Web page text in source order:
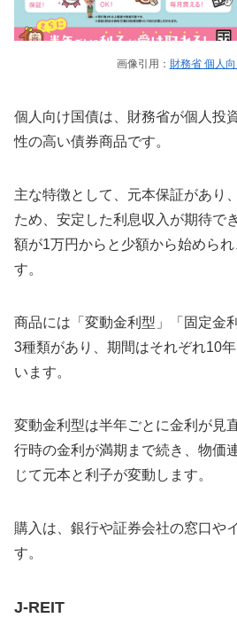
画像引用： 財務省 個人
個人向け国債は、財務省が個人投
性の高い債券商品です。
主な特徴として、元本保証があり
ため、安定した利息収入が期待で
額が1万円からと少額から始めら
す。
商品には「変動金利型」「固定金
3種類があり、期間はそれぞれ10
います。
変動金利型は半年ごとに金利が見
行時の金利が満期まで続き、物価
じて元本と利子が変動します。
購入は、銀行や証券会社の窓口や
す。
J-REIT